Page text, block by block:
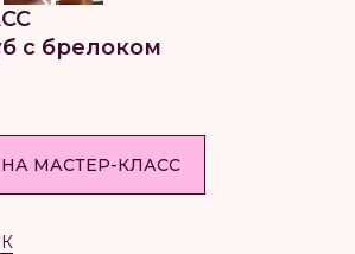
с брелоком
МАСТЕР-КЛАСС